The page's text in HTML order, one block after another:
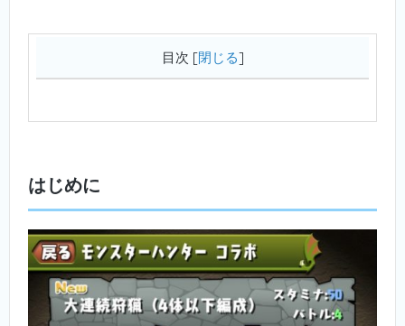
目次 [閉じる]
はじめに